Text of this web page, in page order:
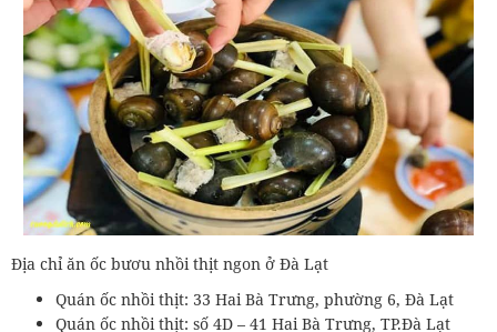
Địa chỉ ăn ốc bươu nhồi thịt ngon ở Đà Lạt
Quán ốc nhồi thịt: 33 Hai Bà Trưng, phường 6, Đà Lạt
Quán ốc nhồi thịt: số 4D – 41 Hai Bà Trưng, TP.Đà Lạt